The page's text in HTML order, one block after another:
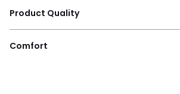
Product Quality
Comfort